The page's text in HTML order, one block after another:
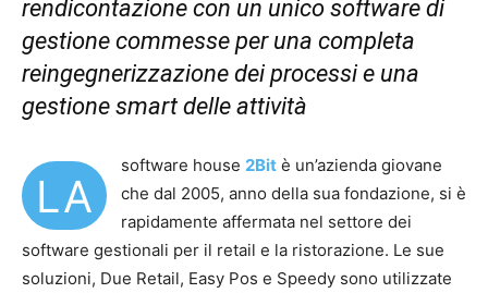
rendicontazione con un unico software di
gestione commesse per una completa
reingegnerizzazione dei processi e una
gestione smart delle attività
LA
software house 2Bit è un’azienda giovane
che dal 2005, anno della sua fondazione, si è
rapidamente affermata nel settore dei
software gestionali per il retail e la ristorazione. Le sue
soluzioni, Due Retail, Easy Pos e Speedy sono utilizzate